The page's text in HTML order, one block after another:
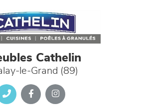
Cathelin
le-Grand (89)